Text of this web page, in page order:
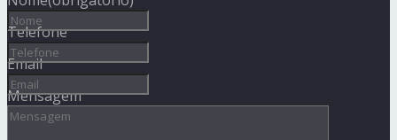
Telefone
Email
Mensagem